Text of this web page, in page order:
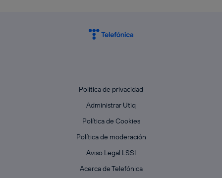
Política de privacidad
Administrar Utiq
Política de Cookies
Política de moderación
Aviso Legal LSSI
Acerca de Telefónica